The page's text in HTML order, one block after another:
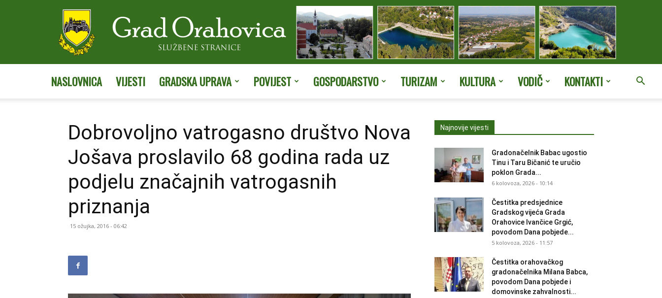
stranice
NASLOVNICA VIJESTI GRADSKA UPRAVA POVIJEST GOSPODARSTVO TURIZAM KULTURA VODIČ KONTAKTI
Dobrovoljno vatrogasno društvo Nova
Jošava proslavilo 68 godina rada uz
podjelu značajnih vatrogasnih
priznanja
15 ožujka, 2016 - 06:42
Najnovije vijesti
Gradonačelnik Babac ugostio
Tinu i Taru Bičanić te uručio
poklon Grada...
6 kolovoza, 2026 - 10:14
Čestitka predsjednice
Gradskog vijeća Grada
Orahovice Ivančice Grgić,
povodom Dana pobjede...
5 kolovoza, 2026 - 11:57
Čestitka orahovačkog
gradonačelnika Milana Babca,
povodom Dana pobjede i
domovinske zahvalnosti...